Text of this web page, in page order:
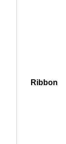
Ribbon